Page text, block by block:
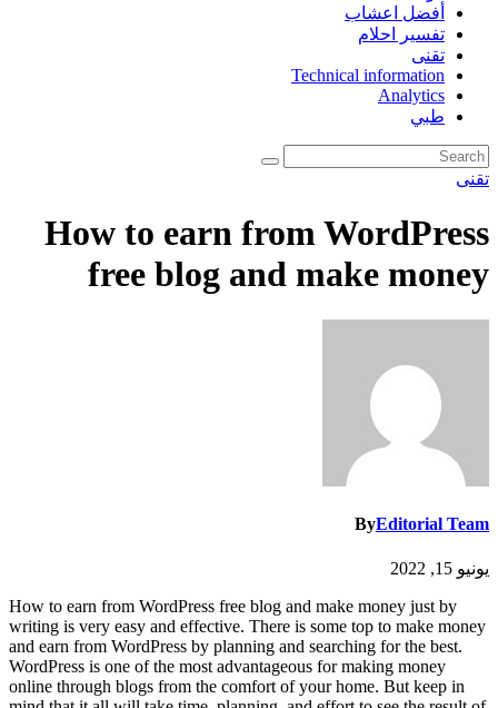
أفضل اعشاب
تفسير احلام
تقنى
Technical information
Analytics
طبي
تقنى
How to earn from WordPress
free blog and make money
ByEditorial Team
يونيو 15, 2022
How to earn from WordPress free blog and make money just by
writing is very easy and effective. There is some top to make money
and earn from WordPress by planning and searching for the best.
WordPress is one of the most advantageous for making money
online through blogs from the comfort of your home. But keep in